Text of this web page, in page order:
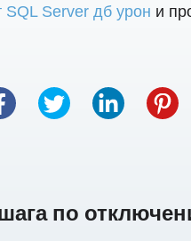
SQL Server дб урон и
по